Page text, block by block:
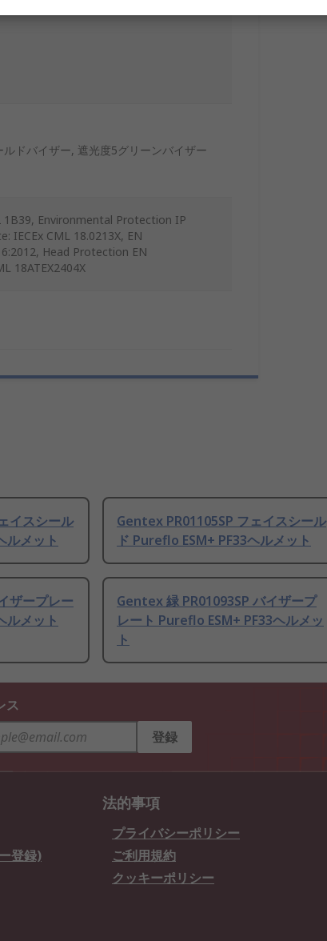
ドバイザー, 遮光度5グリーンバイザー
1B39, Environmental Protection IP
IECEx CML 18.0213X, EN
Head Protection EN
18ATEX2404X
イスシール
ルメット
Gentex PR01105SP フェイスシール
ド Pureflo ESM+ PF33ヘルメット
ザープレー
ルメット
Gentex 緑 PR01093SP バイザープ
レート Pureflo ESM+ PF33ヘルメッ
ト
ス
登録
登録)
法的事項
プライバシーポリシー
ご利用規約
クッキーポリシー